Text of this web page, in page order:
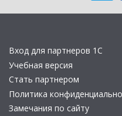
Вход для партнеров 1С
Учебная версия
Стать партнером
Политика
Замечания по сайту